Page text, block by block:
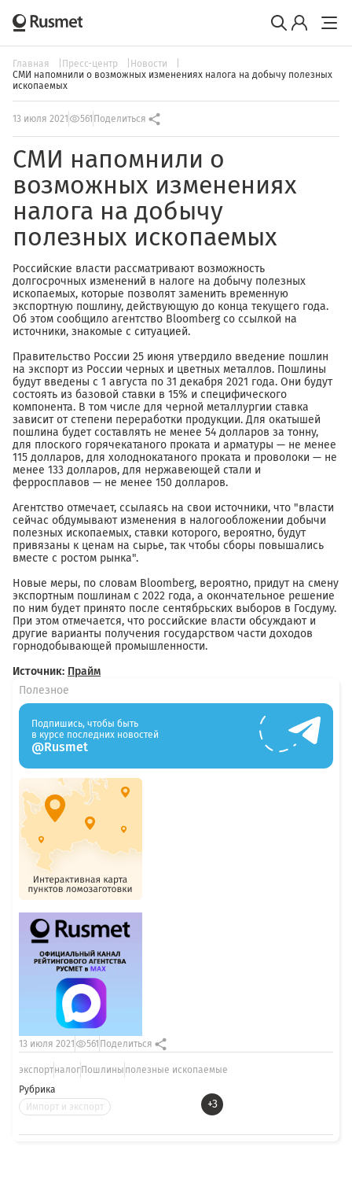
Главная Пресс-центр
Новости
СМИ напомнили о возможных изменениях налога на добычу полезных
ископаемых
13 июля 2021 561 Поделиться
СМИ напомнили о
возможных изменениях
налога на добычу
полезных ископаемых
Российские власти рассматривают возможность
долгосрочных изменений в налоге на добычу полезных
ископаемых, которые позволят заменить временную
экспортную пошлину, действующую до конца текущего года.
Об этом сообщило агентство Bloomberg со ссылкой на
источники, знакомые с ситуацией.
Правительство России 25 июня утвердило введение пошлин
на экспорт из России черных и цветных металлов. Пошлины
будут введены с 1 августа по 31 декабря 2021 года. Они будут
состоять из базовой ставки в 15% и специфического
компонента. В том числе для черной металлургии ставка
зависит от степени переработки продукции. Для окатышей
пошлина будет составлять не менее 54 долларов за тонну,
для плоского горячекатаного проката и арматуры — не менее
115 долларов, для холоднокатаного проката и проволоки — не
менее 133 долларов, для нержавеющей стали и
ферросплавов — не менее 150 долларов.
Агентство отмечает, ссылаясь на свои источники, что "власти
сейчас обдумывают изменения в налогообложении добычи
полезных ископаемых, ставки которого, вероятно, будут
привязаны к ценам на сырье, так чтобы сборы повышались
вместе с ростом рынка".
Новые меры, по словам Bloomberg, вероятно, придут на смену
экспортным пошлинам с 2022 года, а окончательное решение
по ним будет принято после сентябрьских выборов в Госдуму.
При этом отмечается, что российские власти обсуждают и
другие варианты получения государством части доходов
горнодобывающей промышленности.
Источник: Прайм
Рубрика
Импорт и экспорт
+3
13 июля 2021 561 Поделиться
экспортналог Пошлины полезные ископаемые
Полезное
Подпишись, чтобы быть
в курсе последних новостей
@Rusmet